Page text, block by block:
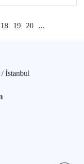
18 19 20 ...
İstanbul